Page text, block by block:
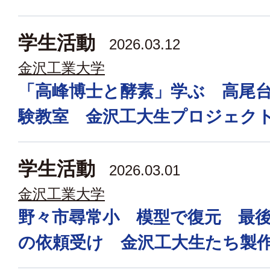
学生活動
2026.03.12
金沢工業大学
「高峰博士と酵素」学ぶ 高尾
験教室 金沢工大生プロジェク
学生活動
2026.03.01
金沢工業大学
野々市尋常小 模型で復元 最
の依頼受け 金沢工大生たち製